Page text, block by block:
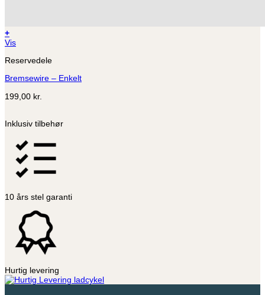
+
Dette
har
varianter.
kan
varesiden
Vis
Reservedele
Bremsewire – Enkelt
199,00 kr.
Inklusiv tilbehør
10 års stel garanti
Hurtig levering